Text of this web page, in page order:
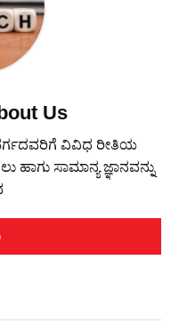
Us
ವಿವಿಧ ರೀತಿಯ
ಸಾಮಾನ್ಯ ಜ್ಞಾನವನ್ನು